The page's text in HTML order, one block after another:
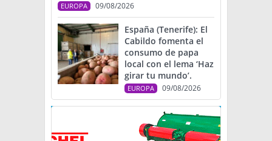
EUROPA 09/08/2026
España (Tenerife): El
Cabildo fomenta el
consumo de papa
local con el lema ‘Haz
girar tu mundo’.
EUROPA 09/08/2026